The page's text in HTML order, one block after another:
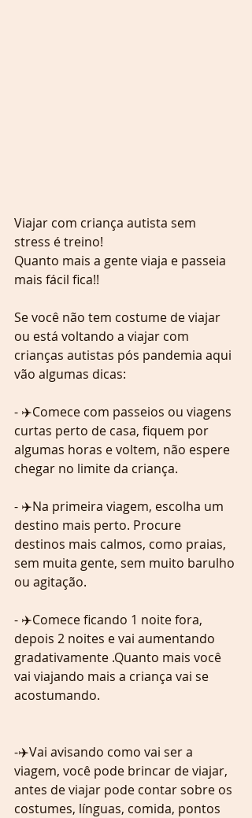
Viajar com criança autista sem
stress é treino!
Quanto mais a gente viaja e passeia
mais fácil fica!!
Se você não tem costume de viajar
ou está voltando a viajar com
crianças autistas pós pandemia aqui
vão algumas dicas:
- ✈️Comece com passeios ou viagens
curtas perto de casa, fiquem por
algumas horas e voltem, não espere
chegar no limite da criança.
- ✈️Na primeira viagem, escolha um
destino mais perto. Procure
destinos mais calmos, como praias,
sem muita gente, sem muito barulho
ou agitação.
- ✈️Comece ficando 1 noite fora,
depois 2 noites e vai aumentando
gradativamente .Quanto mais você
vai viajando mais a criança vai se
acostumando.
-✈️Vai avisando como vai ser a
viagem, você pode brincar de viajar,
antes de viajar pode contar sobre os
costumes, línguas, comida, pontos